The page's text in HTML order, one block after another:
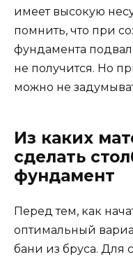
имеет высокую
помнить, что при
фундамента
не получится. Но
можно не
Из каких
сделать
фундамент
Перед тем, как
оптимальный
бани из бруса. Для